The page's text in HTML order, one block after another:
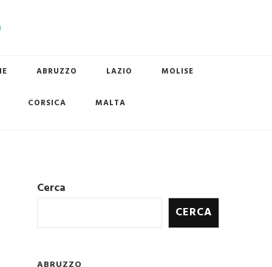
ABRUZZO LAZIO MOLISE
CORSICA MALTA
Cerca
CERCA